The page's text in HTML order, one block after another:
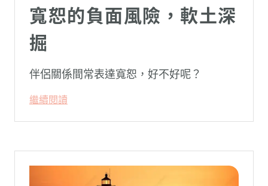
寬恕的負面風險，軟土深
掘
伴侶關係間常表達寬恕，好不好呢？
繼續閱讀